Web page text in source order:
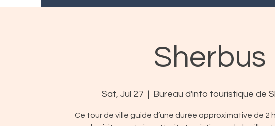
Sherbus
Sat, Jul 27
  |
Bureau d'info touristique de
Ce tour de ville guidé d’une durée approximative de 2